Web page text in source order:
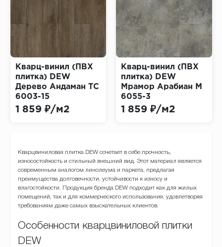
Кварц-винил (ПВХ
плитка) DEW
Дерево Андаман ТС
6003-15
1 859 ₽/м2
Кварц-винил (ПВХ
плитка) DEW
Мрамор Арабиан М
6055-3
1 859 ₽/м2
Кварцвиниловая плитка DEW сочетает в себе прочность,
износостойкость и стильный внешний вид. Этот материал является
современным аналогом линолеума и паркета, предлагая
преимущества долговечности, устойчивости к износу и
влагостойкости. Продукция бренда DEW подходит как для жилых
помещений, так и для коммерческого использования, удовлетворяя
требованиям даже самых взыскательных клиентов.
Особенности кварцвиниловой плитки
DEW